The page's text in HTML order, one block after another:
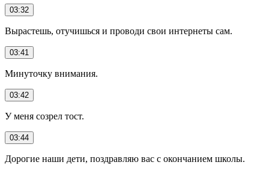
03:32
Вырастешь, отучишься и проводи свои интернеты сам.
03:41
Минуточку внимания.
03:42
У меня созрел тост.
03:44
Дорогие наши дети, поздравляю вас с окончанием школы.